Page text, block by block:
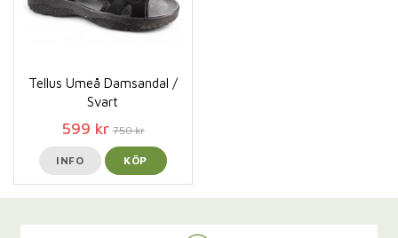
Tellus Umeå Damsandal /
Svart
599 kr 750 kr
INFO KÖP